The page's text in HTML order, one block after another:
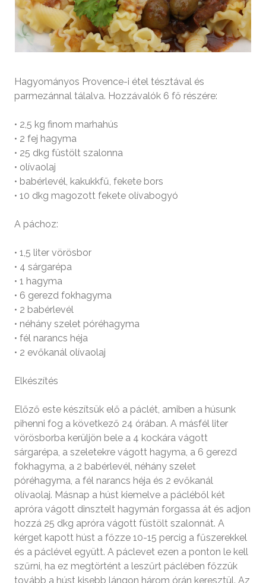
Hagyományos Provence­-i étel tésztával és
parmezánnal tálalva. Hozzávalók 6 fő részére:
• 2,5 kg finom marhahús
• 2 fej hagyma
• 25 dkg füstölt szalonna
• olívaolaj
• babérlevél, kakukkfű, fekete bors
• 10 dkg magozott fekete olívabogyó
A páchoz:
• 1,5 liter vörösbor
• 4 sárgarépa
• 1 hagyma
• 6 gerezd fokhagyma
• 2 babérlevél
• néhány szelet póréhagyma
• fél narancs héja
• 2 evőkanál olívaolaj
Elkészítés
Előző este készítsük elő a páclét, amiben a húsunk
pihenni fog a következő 24 órában. A másfél liter
vörösborba kerüljön bele a 4 kockára vágott
sárgarépa, a szeletekre vágott hagyma, a 6 gerezd
fokhagyma, a 2 babérlevél, néhány szelet
póréhagyma, a fél narancs héja és 2 evőkanál
olívaolaj. Másnap a húst kiemelve a pácléből két
apróra vágott dinsztelt hagymán forgassa át és adjon
hozzá 25 dkg apróra vágott füstölt szalonnát. A
kérget kapott húst a főzze 10-­15 percig a fűszerekkel
és a páclével együtt. A páclevet ezen a ponton le kell
szűrni, ha ez megtörtént a leszűrt páclében főzzük
tovább a húst kisebb lángon három órán keresztül. Az